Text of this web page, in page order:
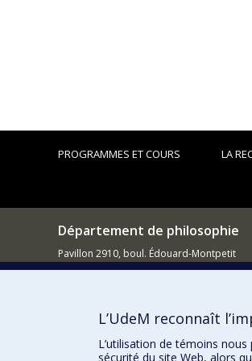
PROGRAMMES ET COURS LA
Département de philosophie
Pavillon 2910, boul. Édouard-Montpetit
L’UdeM reconnaît
L’utilisation de témoins
sécurité du site Web, alors